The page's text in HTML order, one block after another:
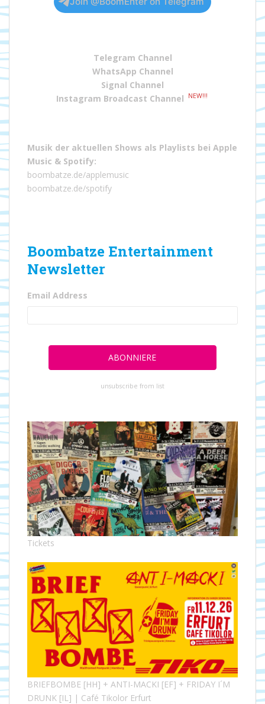
Telegram Channel
WhatsApp Channel
Signal Channel
Instagram Broadcast Channel
NEW!!!
Musik der aktuellen Shows als Playlists bei Apple
Music & Spotify:
boombatze.de/applemusic
boombatze.de/spotify
Boombatze Entertainment
Newsletter
Email Address
unsubscribe from list
Tickets
BRIEFBOMBE [HH] + ANTI-MACKI [EF] + FRIDAY I´M
DRUNK [IL] | Café Tikolor Erfurt